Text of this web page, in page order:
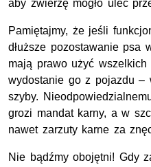
aby zwierzę mogło ulec
Pamiętajmy, że jeśli
dłuższe pozostawanie psa
mają prawo użyć wszelkich
wydostanie go z pojazdu –
szyby.
grozi mandat karny, a w
nawet zarzuty karne za
Nie bądźmy obojętni! Gdy